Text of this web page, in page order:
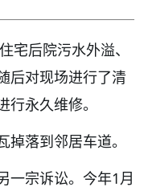
宅后院污水外溢、
后对现场进行了清
永久维修。
落到邻居车道。
一宗诉讼。今年1月